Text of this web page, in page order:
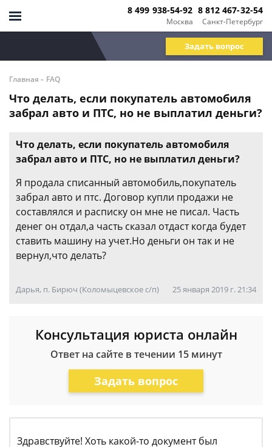
Москва
8 499 938-54-92
Санкт-Петербург
8 812 467-32-54
Задать вопрос
Главная - FAQ
Что делать, если покупатель автомобиля
забрал авто и ПТС, но не выплатил деньги?
Что делать, если покупатель автомобиля
забрал авто и ПТС, но не выплатил деньги?
Я продала списанный автомобиль,покупатель
забрал авто и птс. Договор купли продажи не
составлялся и расписку он мне не писал. Часть
денег он отдал,а часть сказал отдаст когда будет
ставить машину на учет.Но деньги он так и не
вернул,что делать?
Дарья, п. Бирюч (Коломыцевское с/п) 25 января 2019 г. 21:34
Консультация юриста онлайн
Ответ на сайте в течении 15 минут
Задать вопрос
Здравствуйте! Хоть какой-то документ был